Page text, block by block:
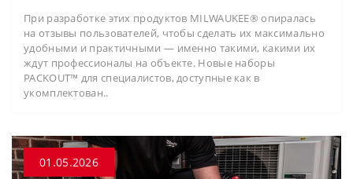
При разработке этих продуктов MILWAUKEE® опиралась
на отзывы пользователей, чтобы сделать их максимально
удобными и практичными — именно такими, какими их
ждут профессионалы на объекте. Новые наборы
PACKOUT™ для специалистов, доступные как в
укомплектован..
01.05.2026